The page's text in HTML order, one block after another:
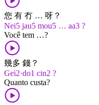
您 有 冇 … 呀？
Nei5 jau5 mou5 … aa3 ?
Você tem …?
幾多 錢？
Gei2·do1 cin2 ?
Quanto custa?